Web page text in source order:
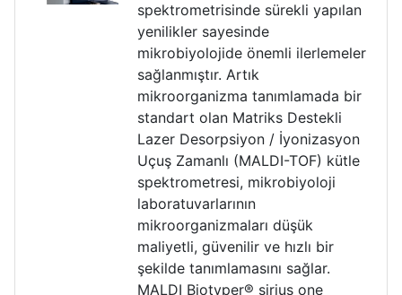
spektrometrisinde sürekli yapılan
yenilikler sayesinde
mikrobiyolojide önemli ilerlemeler
sağlanmıştır. Artık
mikroorganizma tanımlamada bir
standart olan Matriks Destekli
Lazer Desorpsiyon / İyonizasyon
Uçuş Zamanlı (MALDI-TOF) kütle
spektrometresi, mikrobiyoloji
laboratuvarlarının
mikroorganizmaları düşük
maliyetli, güvenilir ve hızlı bir
şekilde tanımlamasını sağlar.
MALDI Biotyper® sirius one